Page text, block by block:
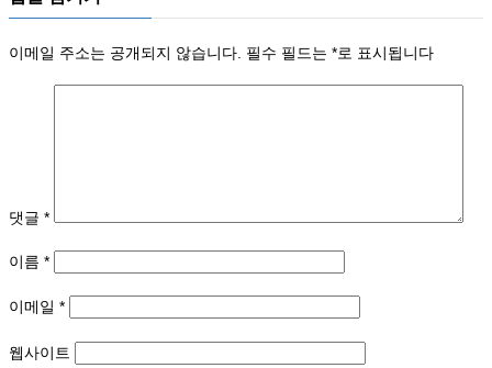
이메일 주소는 공개되지 않습니다. 필수 필드는 *로 표시됩니다
댓글 *
이름 *
이메일 *
웹사이트